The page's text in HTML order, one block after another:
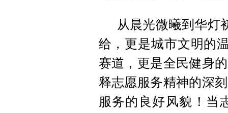
从晨光微曦到华灯
给，更是城市文明的
赛道，更是全民健身
释志愿服务精神的深
服务的良好风貌！当